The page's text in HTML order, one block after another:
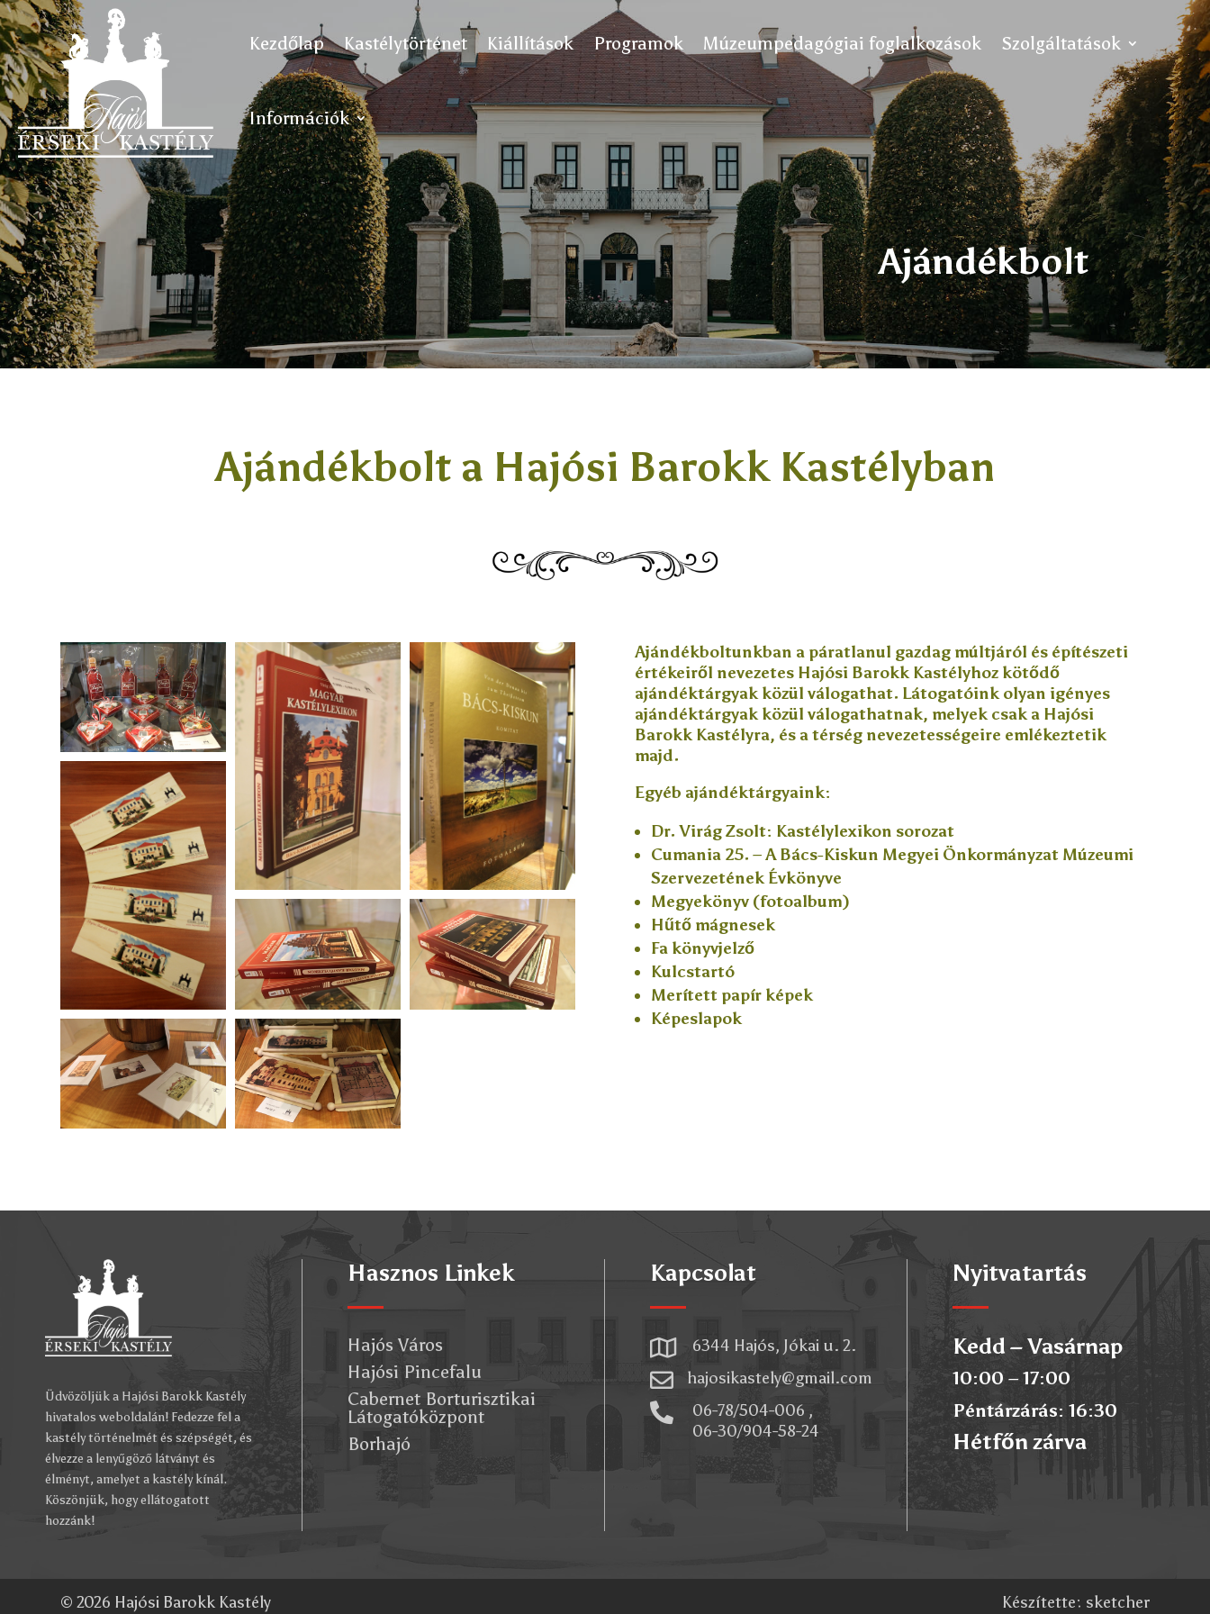
Kezdőlap Kastélytörténet Kiállítások Programok Múzeumpedagógiai foglalkozások Szolgáltatások
Információk
Ajándékbolt
Ajándékbolt a Hajósi Barokk Kastélyban
Ajándékboltunkban a páratlanul gazdag múltjáról és építészeti
értékeiről nevezetes Hajósi Barokk Kastélyhoz kötődő
ajándéktárgyak közül válogathat. Látogatóink olyan igényes
ajándéktárgyak közül válogathatnak, melyek csak a Hajósi
Barokk Kastélyra, és a térség nevezetességeire emlékeztetik
majd.
Egyéb ajándéktárgyaink:
Dr. Virág Zsolt: Kastélylexikon sorozat
Cumania 25. – A Bács-Kiskun Megyei Önkormányzat Múzeumi
Szervezetének Évkönyve
Megyekönyv (fotoalbum)
Hűtő mágnesek
Fa könyvjelző
Kulcstartó
Merített papír képek
Képeslapok
Üdvözöljük a Hajósi Barokk Kastély
hivatalos weboldalán! Fedezze fel a
kastély történelmét és szépségét, és
élvezze a lenyűgöző látványt és
élményt, amelyet a kastély kínál.
Köszönjük, hogy ellátogatott
hozzánk!
Hasznos Linkek
Hajós Város
Hajósi Pincefalu
Cabernet Borturisztikai
Látogatóközpont
Borhajó
Kapcsolat
 6344 Hajós, Jókai u. 2.
 hajosikastely@gmail.com

06-78/504-006 ,
06-30/904-58-24
Nyitvatartás
Kedd – Vasárnap
10:00 – 17:00
Péntárzárás: 16:30
Hétfőn zárva
© 2026 Hajósi Barokk Kastély Készítette: sketcher